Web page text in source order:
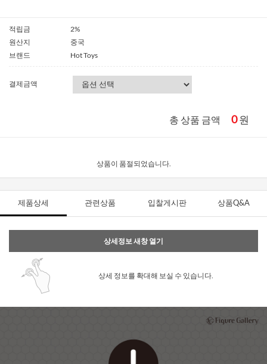
적립금
2%
원산지
중국
브랜드
Hot Toys
결제금액
총 상품 금액 0원
상품이 품절되었습니다.
제품상세 관련상품 입찰게시판 상품Q&A
상세정보 새창 열기
상세 정보를 확대해 보실 수 있습니다.